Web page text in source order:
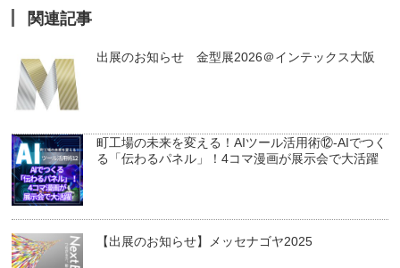
関連記事
出展のお知らせ 金型展2026＠インテックス大阪
町工場の未来を変える！AIツール活用術⑫-AIでつく
る「伝わるパネル」！4コマ漫画が展示会で大活躍
【出展のお知らせ】メッセナゴヤ2025